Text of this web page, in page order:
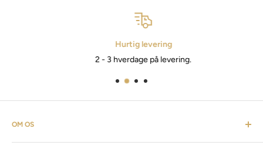
Hurtig levering
2 - 3 hverdage på levering.
OM OS
Cosmevers er et kosmetisk univers. Hvor du som kunde kan